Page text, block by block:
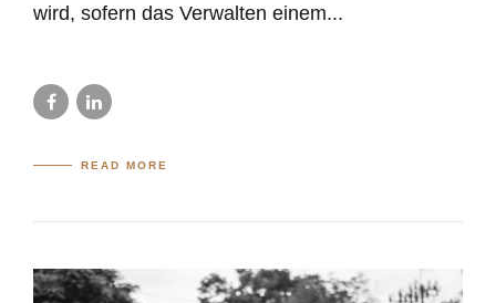
wird, sofern das Verwalten einem...
READ MORE